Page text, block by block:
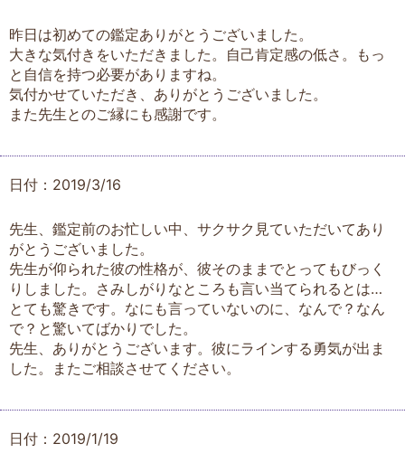
昨日は初めての鑑定ありがとうございました。
大きな気付きをいただきました。自己肯定感の低さ。もっ
と自信を持つ必要がありますね。
気付かせていただき、ありがとうございました。
また先生とのご縁にも感謝です。
日付：2019/3/16
先生、鑑定前のお忙しい中、サクサク見ていただいてあり
がとうございました。
先生が仰られた彼の性格が、彼そのままでとってもびっく
りしました。さみしがりなところも言い当てられるとは…
とても驚きです。なにも言っていないのに、なんで？なん
で？と驚いてばかりでした。
先生、ありがとうございます。彼にラインする勇気が出ま
した。またご相談させてください。
日付：2019/1/19